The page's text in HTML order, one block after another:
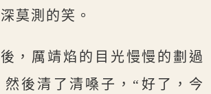
莫測的笑。
，厲靖焰的目光慢慢的劃過
然後清了清嗓子，“好了，今